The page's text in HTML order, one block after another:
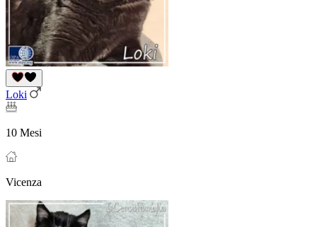
Loki
10 Mesi
Vicenza